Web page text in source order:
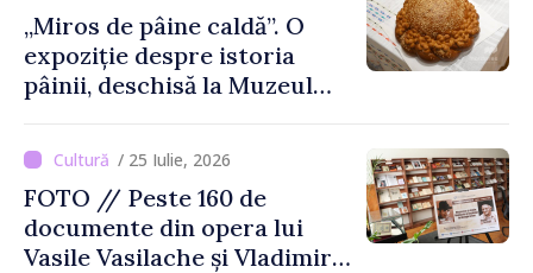
„Miros de pâine caldă”. O
expoziție despre istoria
pâinii, deschisă la Muzeul
Moldovei
/ 25 Iulie, 2026
FOTO // Peste 160 de
documente din opera lui
Vasile Vasilache și Vladimir